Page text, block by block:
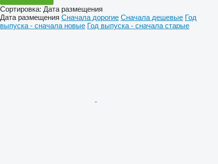
Сортировка: Дата размещения
Дата размещения Сначала дорогие Сначала дешевые Год
выпуска - сначала новые Год выпуска - сначала старые